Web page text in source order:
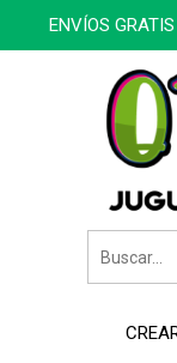
ENVÍOS